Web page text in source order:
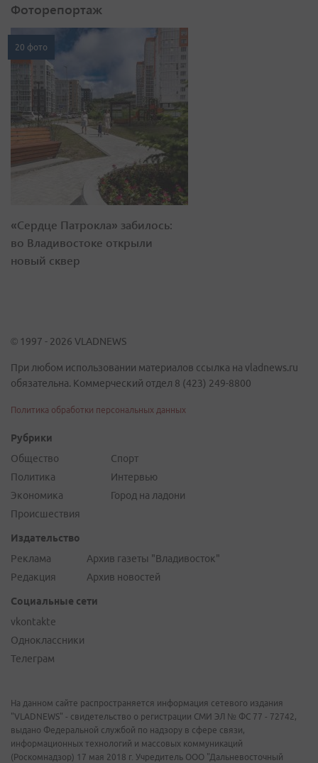
Фоторепортаж
20 фото
«Сердце Патрокла» забилось:
во Владивостоке открыли
новый сквер
© 1997 - 2026 VLADNEWS
При любом использовании материалов ссылка на vladnews.ru
обязательна. Коммерческий отдел 8 (423) 249-8800
Политика обработки персональных данных
Рубрики
Общество
Политика
Экономика
Происшествия
Спорт
Интервью
Город на ладони
Издательство
Реклама
Редакция
Архив газеты "Владивосток"
Архив новостей
Социальные сети
vkontakte
Одноклассники
Телеграм
На данном сайте распространяется информация сетевого издания
"VLADNEWS" - свидетельство о регистрации СМИ ЭЛ № ФС 77 - 72742,
выдано Федеральной службой по надзору в сфере связи,
информационных технологий и массовых коммуникаций
(Роскомнадзор) 17 мая 2018 г. Учредитель ООО "Дальневосточный